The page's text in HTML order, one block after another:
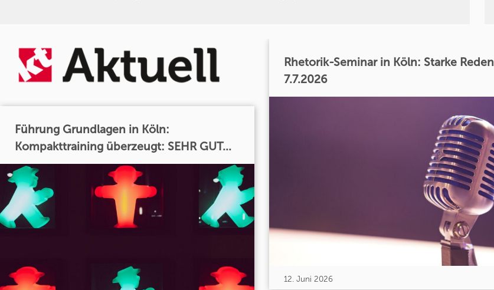
Führung Grundlagen in Köln:
Kompakttraining überzeugt: SEHR GUT...
Rhetorik-Seminar in Köln: Starke Reden
7.7.2026
12. Juni 2026